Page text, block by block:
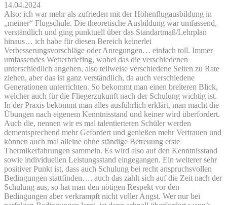
14.04.2024
Also: ich war mehr als zufrieden mit der Höhenflugausbildung in
„meiner“ Flugschule. Die theoretische Ausbildung war umfassend,
verständlich und ging punktuell über das Standartmaß/Lehrplan
hinaus… ich habe für diesen Bereich keinerlei
Verbesserungsvorschläge oder Anregungen… einfach toll. Immer
umfassendes Wetterbriefing, wobei das die verschiedenen
unterschiedlich angehen, also teilweise verschiedene Seiten zu Rate
ziehen, aber das ist ganz verständlich, da auch verschiedene
Generationen unterrichten. So bekommt man einen breiteren Blick,
welcher auch für die Fliegerzukunft nach der Schulung wichtig ist.
In der Praxis bekommt man alles ausführlich erklärt, man macht die
Übungen nach eigenem Kenntnisstand und keiner wird überfordert.
Auch die, nennen wir es mal talentierteren Schüler werden
dementsprechend mehr Gefordert und genießen mehr Vertrauen und
können auch mal alleine ohne ständige Betreuung erste
Thermikerfahrungen sammeln. Es wird also auf den Kenntnisstand
sowie individuellen Leistungsstand eingegangen. Ein weiterer sehr
positiver Punkt ist, dass auch Schulung bei recht anspruchsvollen
Bedingungen stattfinden…. auch das zahlt sich auf die Zeit nach der
Schulung aus, so hat man den nötigen Respekt vor den
Bedingungen aber verkrampft nicht voller Angst. Wer nur bei